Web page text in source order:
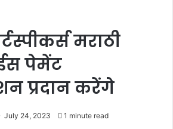
मराठी
पेमेंट
प्रदान करेंगे
July 24, 2023 1 minute read